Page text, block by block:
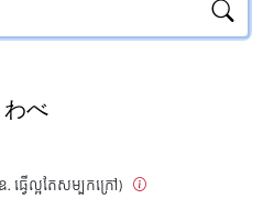
べ
ធ្វើល្អតែសម្បកក្រៅ)